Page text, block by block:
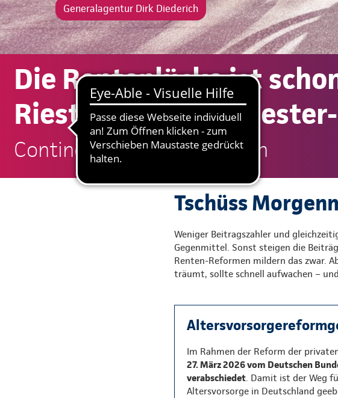
Generalagentur Dirk Diederich
Die Rentenlücke ist
Riestern, mit der
Continentale: Dirk Diederich
Tschüss
Weniger Beitragszahler und
Gegenmittel. Sonst steigen die
Renten-Reformen mildern das zwar.
träumt, sollte schnell aufwachen –
Im Rahmen der Reform der
27. März 2026 vom Deutschen
verabschiedet. Damit ist der Weg
Altersvorsorge in Deutschland